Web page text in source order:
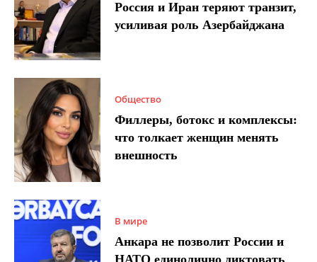
Россия и Иран теряют транзит,
усиливая роль Азербайджана
Общество
Филлеры, ботокс и комплексы:
что толкает женщин менять
внешность
В мире
Анкара не позволит России и
НАТО единолично диктовать